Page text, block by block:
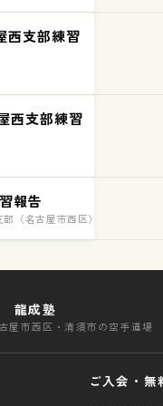
西支部練習
西支部練習
報告
（名古屋市西区）練習の様子
龍成塾
屋市西区・清須市の空手道場
ご入会・無